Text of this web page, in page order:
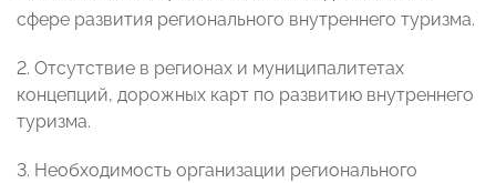
сфере развития регионального внутреннего туризма.
2. Отсутствие в регионах и муниципалитетах
концепций, дорожных карт по развитию внутреннего
туризма.
3. Необходимость организации регионального